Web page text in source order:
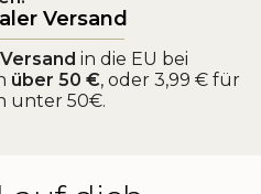
Versand
in die EU bei
über 50 €, oder 3,99 € für
unter 50€.